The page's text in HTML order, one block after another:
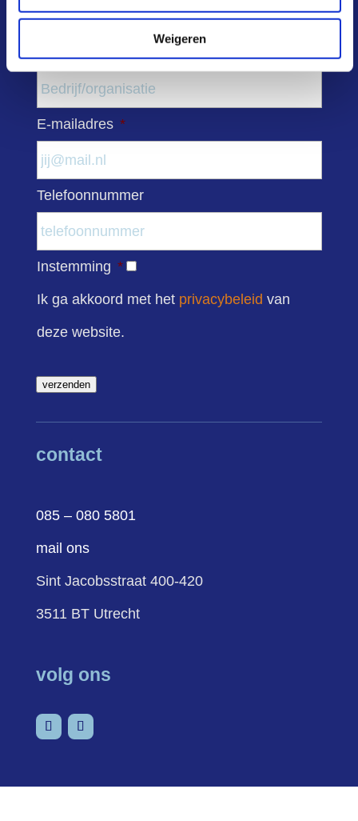
Weigeren
E-mailadres *
Telefoonnummer
Instemming *
Ik ga akkoord met het privacybeleid van
deze website.
verzenden
contact
085 – 080 5801
mail ons
Sint Jacobsstraat 400-420
3511 BT Utrecht
volg ons